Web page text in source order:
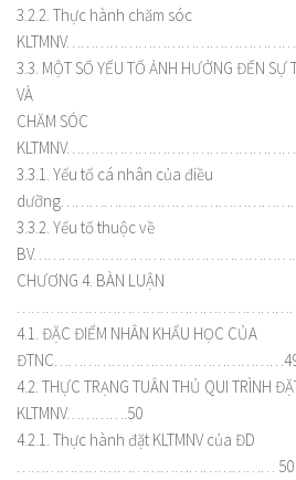
3.2.2. Thực hành chăm sóc
3.3. MỘT SỐ YẾU TỐ ẢNH HƯỞNG ĐẾN SỰ
VÀ
CHĂM SÓC
3.3.1. Yếu tố cá nhân của điều
3.3.2. Yếu tố thuộc về
CHƯƠNG 4. BÀN LUẬN
4.1. ĐẶC ĐIỂM NHÂN KHẨU HỌC CỦA
4.2. THỰC TRẠNG TUÂN THỦ QUI TRÌNH
KLTMNV………….50
4.2.1. Thực hành đặt KLTMNV của ĐD
……………………………………………… 50